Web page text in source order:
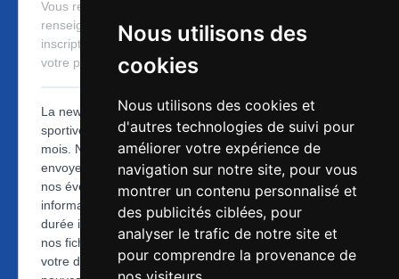
Nous utilisons des
cookies
Nous utilisons des cookies et
d'autres technologies de suivi pour
améliorer votre expérience de
navigation sur notre site, pour vous
montrer un contenu personnalisé et
des publicités ciblées, pour
analyser le trafic de notre site et
pour comprendre la provenance de